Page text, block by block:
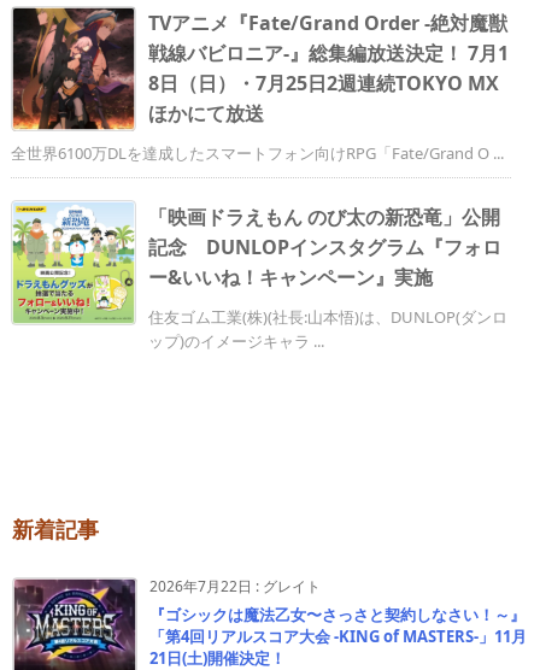
TVアニメ『Fate/Grand Order -絶対魔獣
戦線バビロニア-』総集編放送決定！ 7月1
8日（日）・7月25日2週連続TOKYO MX
ほかにて放送
全世界6100万DLを達成したスマートフォン向けRPG「Fate/Grand O ...
「映画ドラえもん のび太の新恐竜」公開
記念 DUNLOPインスタグラム『フォロ
ー&いいね！キャンペーン』実施
住友ゴム工業(株)(社長:山本悟)は、DUNLOP(ダンロ
ップ)のイメージキャラ ...
新着記事
2026年7月22日 : グレイト
『ゴシックは魔法乙女〜さっさと契約しなさい！～』
「第4回リアルスコア大会 -KING of MASTERS-」11月
21日(土)開催決定！